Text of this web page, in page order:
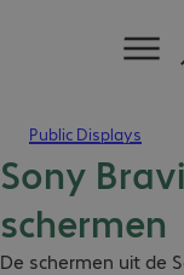
Public Displays
Sony
schermen
De schermen uit de